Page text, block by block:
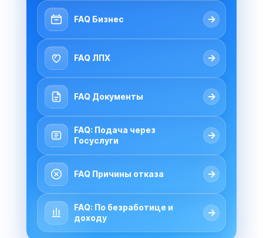
FAQ Бизнес →
FAQ ЛПХ →
FAQ Документы →
FAQ: Подача через
Госуслуги
→
FAQ Причины отказа →
FAQ: По безработице и
доходу
→